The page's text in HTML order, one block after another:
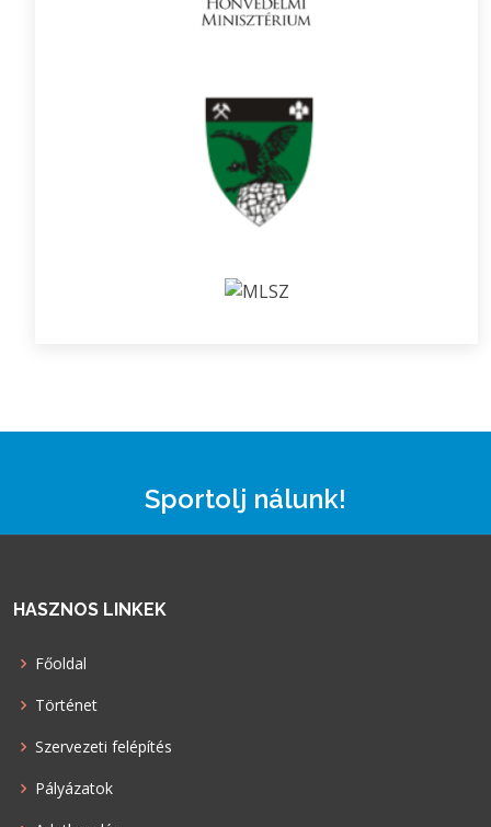
Sportolj nálunk!
HASZNOS LINKEK
Főoldal
Történet
Szervezeti felépítés
Pályázatok